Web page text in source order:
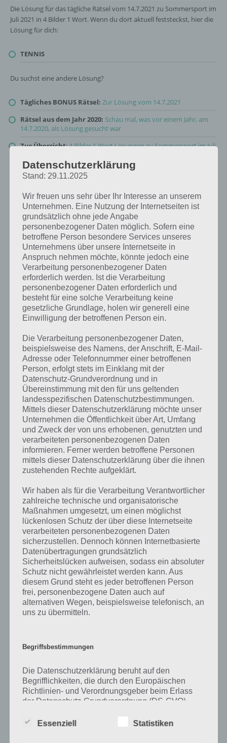
Die Lösung für das tägliche Rätsel vom 14.7.2021 zu Sommersport im
Juli 2021 in 4 Bilder 1 Wort. Wenn du dort aktuell feststeckst, hier die
Lösung für dich:
TENNIS
Du suchst eine andere Lösung?
Tägliches BONUS Rätsel: Zur Lösung vom 14.7.2021
Rätsel aus dem Jahr 2020: Schau mal, was vor einem Jahr, am
14.7.2020, als Lösung gesucht war
Zur Übersicht:4 Bilder 1 Wort Lösungen zu Sommersport im Juli
Kurze Begriffserklärung zur Lösung
Tennis
Tennis ist die Lösung für das tägliche Rätsel am 14.7.2021 in 4 Bilder 1
Wort, doch welche Bedeutung hat dieses eigentlich und was gibt es
bestimmten Lösungen präsentieren wir daher auch immer eine
kurze Begriffserklärung!
Zu Tennis haben wir zunächst keine weiteren Informationen parat!
Auf WhatsApp teilen Teilen auf Facebook
Tweet auf Twitter
Mehr Artikel hier auf Touchportal
Datenschutzerklärung
Stand: 29.11.2025
Wir freuen uns sehr über Ihr Interesse an unserem
Unternehmen. Eine Nutzung der Internetseiten ist
grundsätzlich ohne jede Angabe
personenbezogener Daten möglich. Sofern eine
betroffene Person besondere Services unseres
Unternehmens über unsere Internetseite in
Anspruch nehmen möchte, könnte jedoch eine
Verarbeitung personenbezogener Daten
erforderlich werden. Ist die Verarbeitung
personenbezogener Daten erforderlich und
besteht für eine solche Verarbeitung keine
gesetzliche Grundlage, holen wir generell eine
Einwilligung der betroffenen Person ein.
Die Verarbeitung personenbezogener Daten,
beispielsweise des Namens, der Anschrift, E-Mail-
Adresse oder Telefonnummer einer betroffenen
Person, erfolgt stets im Einklang mit der
Datenschutz-Grundverordnung und in
Übereinstimmung mit den für uns geltenden
landesspezifischen Datenschutzbestimmungen.
Mittels dieser Datenschutzerklärung möchte unser
Unternehmen die Öffentlichkeit über Art, Umfang
und Zweck der von uns erhobenen, genutzten und
verarbeiteten personenbezogenen Daten
informieren. Ferner werden betroffene Personen
mittels dieser Datenschutzerklärung über die ihnen
zustehenden Rechte aufgeklärt.
Wir haben als für die Verarbeitung Verantwortlicher
zahlreiche technische und organisatorische
Maßnahmen umgesetzt, um einen möglichst
lückenlosen Schutz der über diese Internetseite
verarbeiteten personenbezogenen Daten
sicherzustellen. Dennoch können Internetbasierte
Datenübertragungen grundsätzlich
Sicherheitslücken aufweisen, sodass ein absoluter
Schutz nicht gewährleistet werden kann. Aus
diesem Grund steht es jeder betroffenen Person
frei, personenbezogene Daten auch auf
alternativen Wegen, beispielsweise telefonisch, an
uns zu übermitteln.
Begriffsbestimmungen
Die Datenschutzerklärung beruht auf den
Begrifflichkeiten, die durch den Europäischen
Richtlinien- und Verordnungsgeber beim Erlass
der Datenschutz-Grundverordnung (DS-GVO)
soll sowohl für die Öffentlichkeit als auch für
Essenziell Statistiken